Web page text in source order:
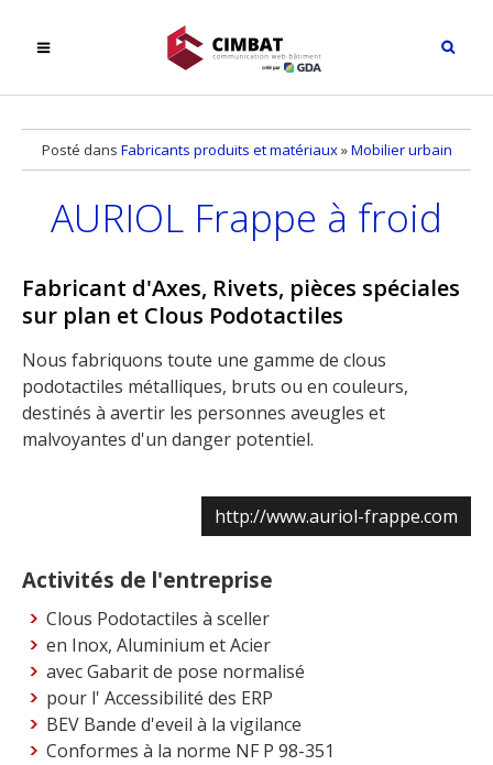
Posté dans Fabricants produits et matériaux»Mobilier urbain
AURIOL Frappe à froid
Fabricant d'Axes, Rivets, pièces spéciales
sur plan et Clous Podotactiles
Nous fabriquons toute une gamme de clous
podotactiles métalliques, bruts ou en couleurs,
destinés à avertir les personnes aveugles et
malvoyantes d'un danger potentiel.
http://www.auriol-frappe.com
Activités de l'entreprise
Clous Podotactiles à sceller
en Inox, Aluminium et Acier
avec Gabarit de pose normalisé
pour l' Accessibilité des ERP
BEV Bande d'eveil à la vigilance
Conformes à la norme NF P 98-351